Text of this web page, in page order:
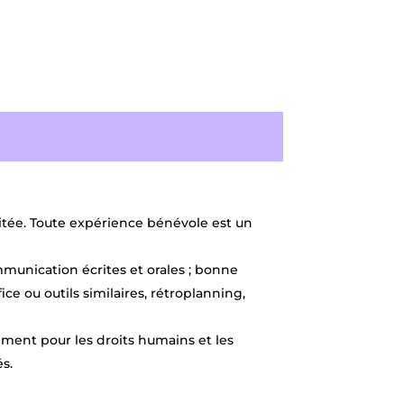
Toute expérience bénévole est un
écrites et orales ; bonne
ou outils similaires, rétroplanning,
pour les droits humains et les